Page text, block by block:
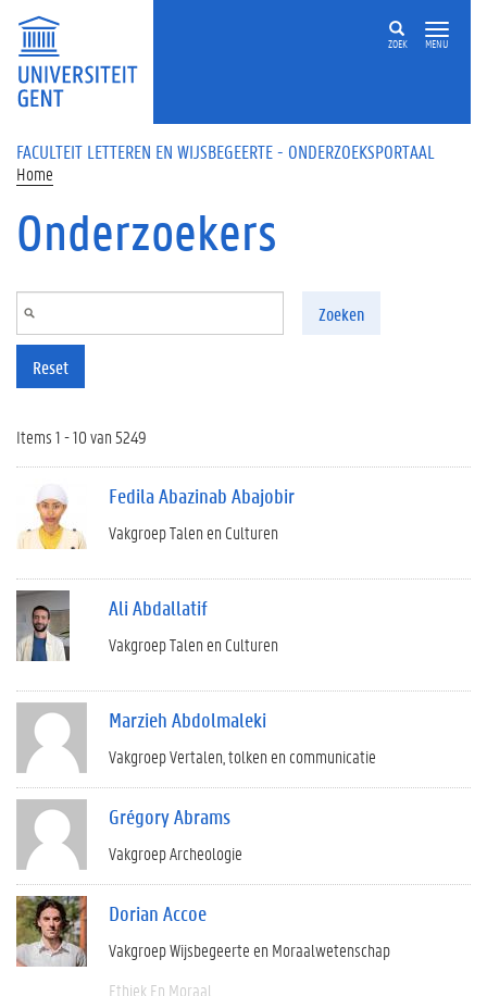
Overslaan en naar de inhoud gaan
ZOEK MENU
FACULTEIT LETTEREN EN WIJSBEGEERTE - ONDERZOEKSPORTAAL
Home
Onderzoekers
Zoeken
Reset
Items 1 - 10 van 5249
Fedila Abazinab Abajobir
Vakgroep Talen en Culturen
Ali Abdallatif
Vakgroep Talen en Culturen
Marzieh Abdolmaleki
Vakgroep Vertalen, tolken en communicatie
Grégory Abrams
Vakgroep Archeologie
Dorian Accoe
Vakgroep Wijsbegeerte en Moraalwetenschap
Ethiek En Moraal